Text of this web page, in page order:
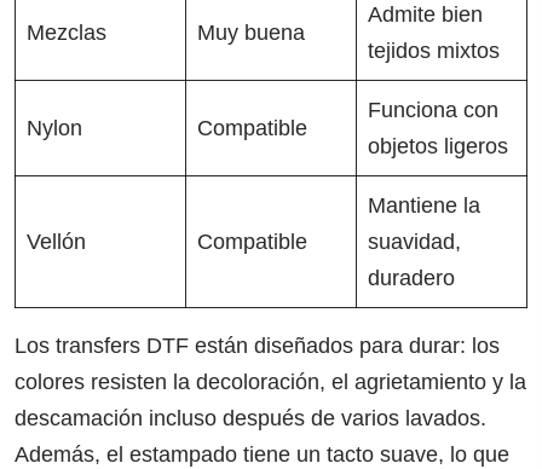
Mezclas Muy buena
Admite bien
tejidos mixtos
Nylon Compatible
Funciona con
objetos ligeros
Vellón Compatible
Mantiene la
suavidad,
duradero
Los transfers DTF están diseñados para durar: los
colores resisten la decoloración, el agrietamiento y la
descamación incluso después de varios lavados.
Además, el estampado tiene un tacto suave, lo que